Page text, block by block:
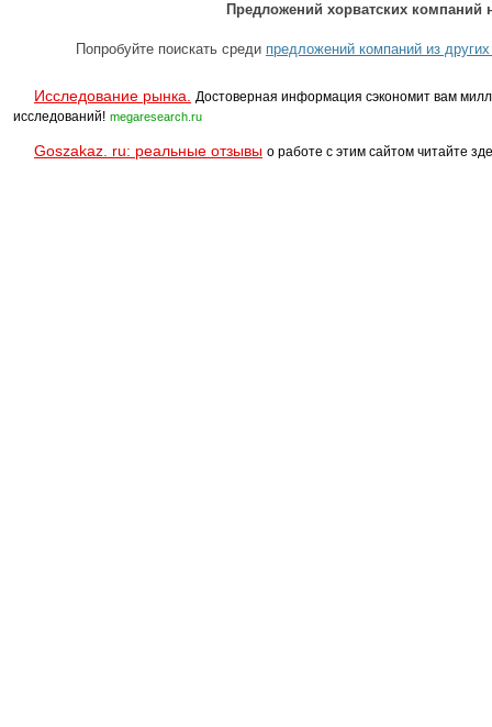
Предложений хорватских компаний
Попробуйте поискать среди предложений компаний из
Исследование рынка.
Достоверная информация сэкономит вам
исследований! megaresearch.ru
Goszakaz. ru: реальные отзывы о работе с этим сайтом читайте